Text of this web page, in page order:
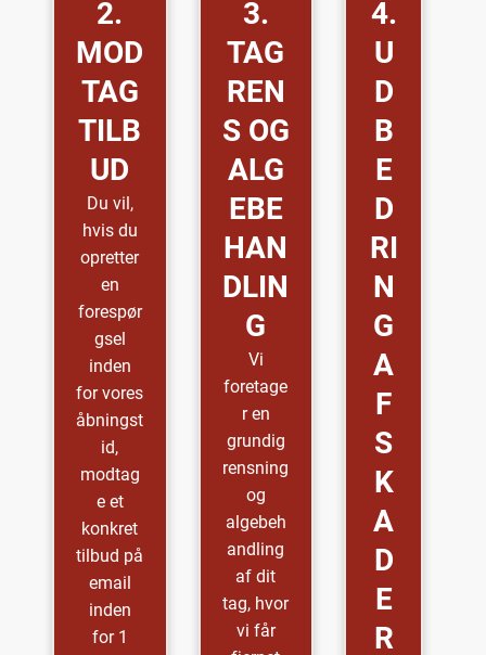
2.
MOD
TAG
TILB
UD
Du vil,
hvis du
opretter
en
forespør
gsel
inden
for vores
åbningst
id,
modtag
e et
konkret
tilbud på
email
inden
for 1
3.
TAG
REN
S OG
ALG
EBE
HAN
DLIN
G
Vi
foretage
r en
grundig
rensning
og
algebeh
andling
af dit
tag, hvor
vi får
4.
U
D
B
E
D
RI
N
G
A
F
S
K
A
D
E
R